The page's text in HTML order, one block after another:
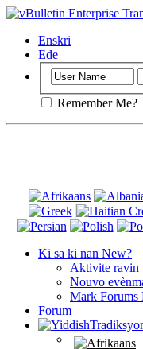
Enskri
Ede
Remember Me?
Ki sa ki nan New?
Aktivite ravin
Nouvo
Mark Forums
Forum